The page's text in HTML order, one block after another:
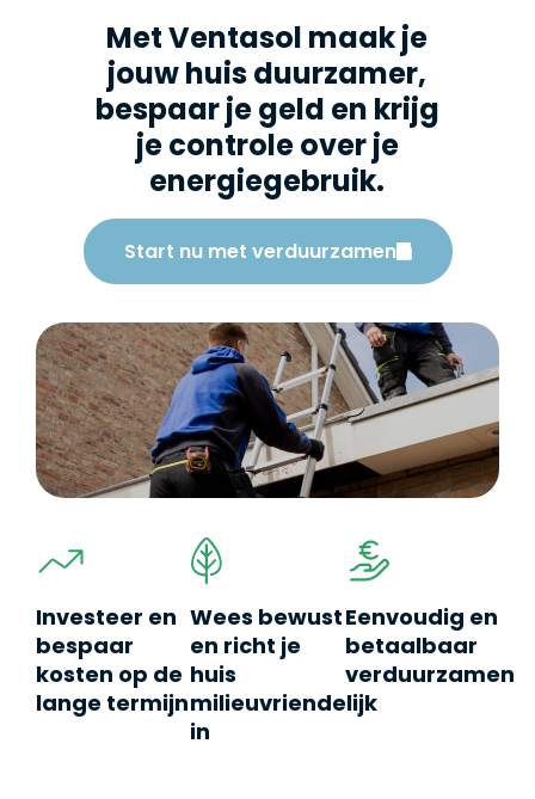
Met Ventasol maak je
jouw huis duurzamer,
bespaar je geld en krijg
je controle over je
energiegebruik.
Start nu met verduurzamen
Investeer en
bespaar
kosten op de
lange termijn
Wees bewust
en richt je
huis
milieuvriendelijk
in
Eenvoudig en
betaalbaar
verduurzamen